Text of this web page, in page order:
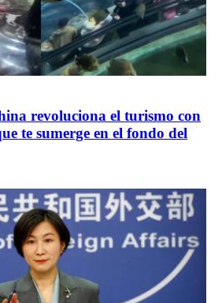
revoluciona el turismo con
te sumerge en el fondo del